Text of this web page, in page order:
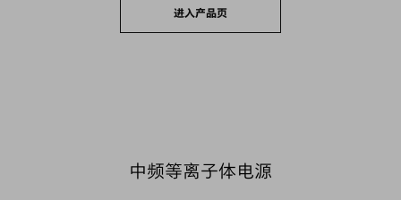
进入产品页
中频等离子体电源